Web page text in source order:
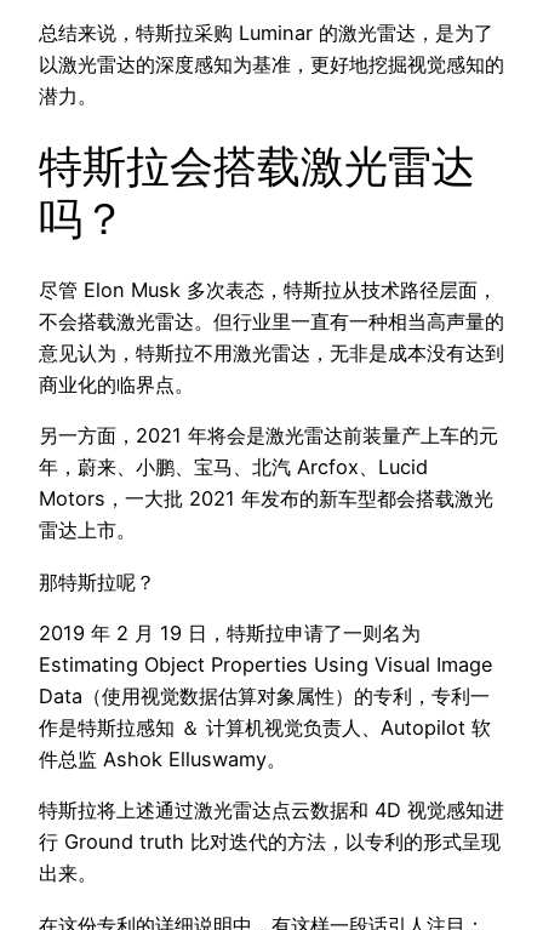
总结来说，特斯拉采购 Luminar 的激光雷达，是为了
以激光雷达的深度感知为基准，更好地挖掘视觉感知的
潜力。
特斯拉会搭载激光雷达
吗？
尽管 Elon Musk 多次表态，特斯拉从技术路径层面，
不会搭载激光雷达。但行业里一直有一种相当高声量的
意见认为，特斯拉不用激光雷达，无非是成本没有达到
商业化的临界点。
另一方面，2021 年将会是激光雷达前装量产上车的元
年，蔚来、小鹏、宝马、北汽 Arcfox、Lucid
Motors，一大批 2021 年发布的新车型都会搭载激光
雷达上市。
那特斯拉呢？
2019 年 2 月 19 日，特斯拉申请了一则名为
Estimating Object Properties Using Visual Image
Data（使用视觉数据估算对象属性）的专利，专利一
作是特斯拉感知 ＆ 计算机视觉负责人、Autopilot 软
件总监 Ashok Elluswamy。
特斯拉将上述通过激光雷达点云数据和 4D 视觉感知进
行 Ground truth 比对迭代的方法，以专利的形式呈现
出来。
在这份专利的详细说明中，有这样一段话引人注目：